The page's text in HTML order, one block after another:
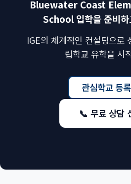
Bluewater Coast
School 입학을 준비하
IGE의 체계적인 컨설팅으로
립학교 유학을 시
관심학교 등록
📞 무료 상담